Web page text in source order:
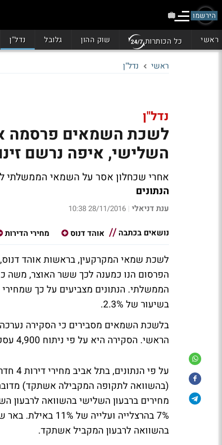
הירשמו
ראשי כל הכותרות שוק ההון גלובל נדל"ן
ראשי נדל"ן
נדל"ן
לשכת השמאים פרסמה
השלישי, איפה נרשם זינוק של 17%?
אחרי שכחלון אסר על השמאי הממשלתי
הנתונים
ענת דניאלי |
28/11/2016 10:38
נושאים בכתבה אוהד דנוס מחירי הדירות
לשכת שמאי המקרקעין, בראשות אוהד
הפרסום הנו כמענה לכך ששר האוצר, משה
בשיעור של 2.3%.
בלשכת השמאים מסבירים כי הסקירה
הראשי. הסקירה היא על פי ניתוח 4,900 עסקאות של דירות 4 חדרים ב-16 ערים.
מחירים ברבעון השלישי בהשוואה
בהשוואה לרבעון המקביל אשתקד.